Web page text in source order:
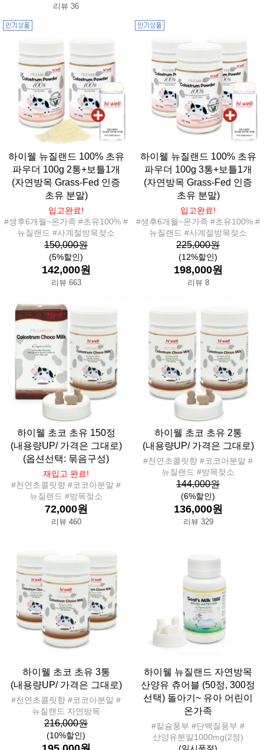
리뷰 36
하이웰 뉴질랜드 100% 초유
파우더 100g 2통+보틀1개
(자연방목 Grass-Fed 인증
초유 분말)
입고완료!
#생후6개월~온가족 #초유100% #
뉴질랜드 #사계절방목젖소
150,000원
(5%할인)
142,000원
리뷰 663
하이웰 뉴질랜드 100% 초유
파우더 100g 3통+보틀1개
(자연방목 Grass-Fed 인증
초유 분말)
입고완료!
#생후6개월~온가족 #초유100% #
뉴질랜드 #사계절방목젖소
225,000원
(12%할인)
198,000원
리뷰 8
하이웰 초코 초유 150정
(내용량UP/ 가격은 그대로)
(옵션선택: 묶음구성)
재입고 완료!
#천연초콜릿향 #코코아분말 #
뉴질랜드 #방목젖소
72,000원
리뷰 460
하이웰 초코 초유 2통
(내용량UP/ 가격은 그대로)
#천연초콜릿향 #코코아분말 #
뉴질랜드 #방목젖소
144,000원
(6%할인)
136,000원
리뷰 329
하이웰 초코 초유 3통
(내용량UP/ 가격은 그대로)
#천연초콜릿향 #코코아분말 #
뉴질랜드 자연방목
216,000원
(10%할인)
하이웰 뉴질랜드 자연방목
산양유 츄어블 (50정, 300정
선택) 돌아기~ 유아 어린이
온가족
#칼슘풍부 #단백질풍부 #
산양유분말1000mg(2정)
(일시품절)